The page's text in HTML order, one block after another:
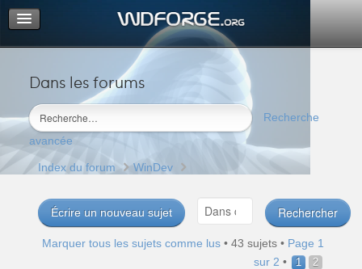
Dans les forums
Recherche
avancée
Portail
Index du forum
M’enregistrer
Connexion
Index du forum WinDev
Écrire un nouveau sujet
Marquer tous les sujets comme lus • 43 sujets • Page 1
sur 2 • 1 2